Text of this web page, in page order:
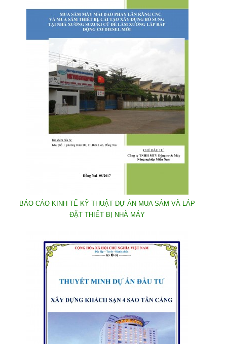
BÁO CÁO KINH TẾ KỸ THUẬT DỰ ÁN MUA SẮM VÀ LẮP
ĐẶT THIẾT BỊ NHÀ MÁY